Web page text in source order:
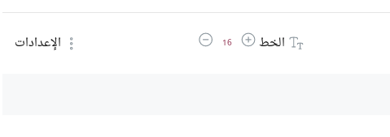
الخطزيادة حجم الخط
16 تقليل حجم الخط الإعدادات